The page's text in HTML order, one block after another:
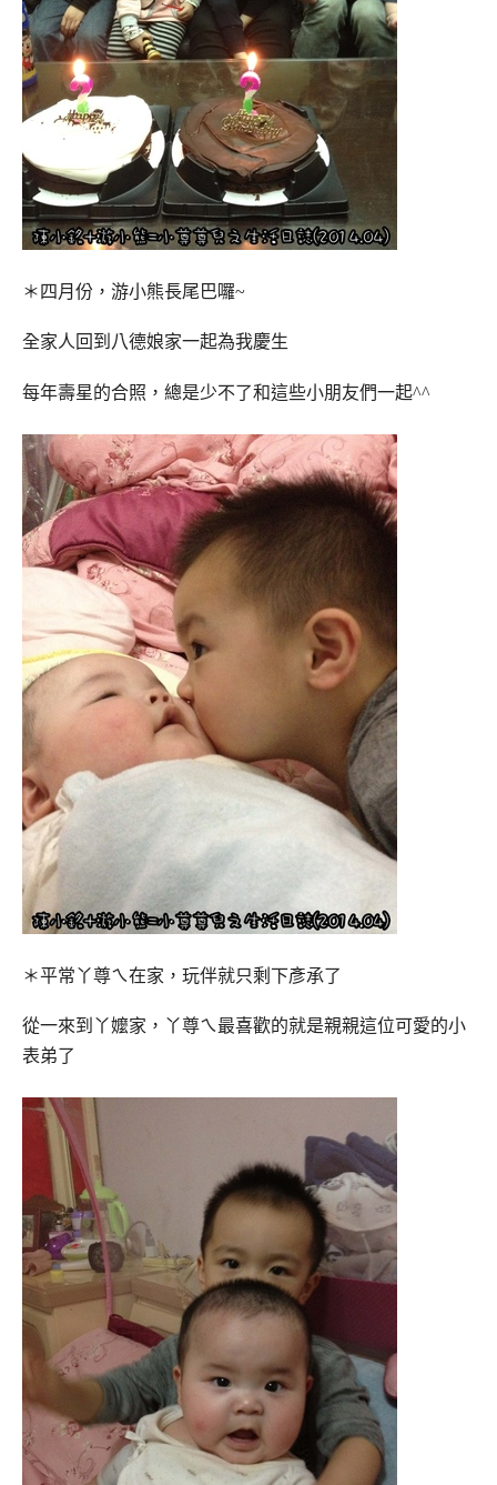
＊四月份，游小熊長尾巴囉~
全家人回到八德娘家一起為我慶生
每年壽星的合照，總是少不了和這些小朋友們一起^^
＊平常丫尊ㄟ在家，玩伴就只剩下彥承了
從一來到丫嬤家，丫尊ㄟ最喜歡的就是親親這位可愛的小
表弟了